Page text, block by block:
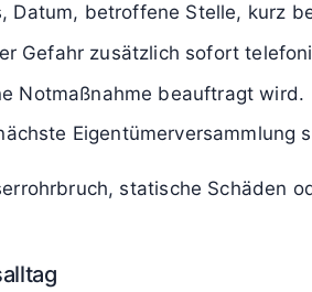
Datum, betroffene Stelle, kurz
Gefahr zusätzlich sofort
Notmaßnahme beauftragt wird.
Eigentümerversammlung
statische Schäden